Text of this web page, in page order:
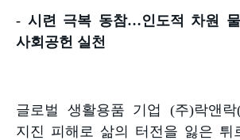
- 시련 극복 동참…인도적 차원
사회공헌 실천
글로벌 생활용품 기업 (주)락앤락
지진 피해로 삶의 터전을 잃은 튀